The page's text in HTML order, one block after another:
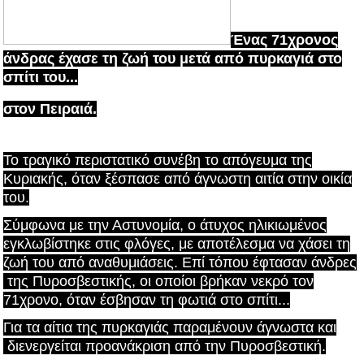
Ένας 71χρονος
άνδρας έχασε τη ζωή του μετά από πυρκαγιά στο
σπίτι του...
στον Πειραιά.
Το τραγικό περιστατικό συνέβη το απόγευμα της
Κυριακής, όταν ξέσπασε από άγνωστη αιτία στην οικία
του.
Σύμφωνα με την Αστυνομία, ο άτυχος ηλικιωμένος
εγκλωβίστηκε στις φλόγες, με αποτέλεσμα να χάσει τη
ζωή του από αναθυμιάσεις. Επί τόπου έφτασαν άνδρες
της Πυροσβεστικής, οι οποίοι βρήκαν νεκρό τον
71χρονο, όταν έσβησαν τη φωτιά στο σπίτι...
Για τα αίτια της πυρκαγιάς παραμένουν άγνωστα και
διενεργείται προανάκριση από την Πυροσβεστική.